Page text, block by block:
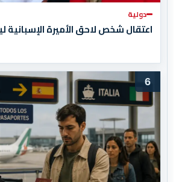
دولية
اعتقال شخص لاحق الأميرة الإسبانية
6